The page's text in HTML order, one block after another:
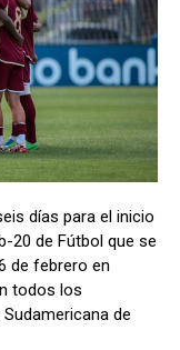
días para el inicio
20 de Fútbol que se
de febrero en
todos los
de